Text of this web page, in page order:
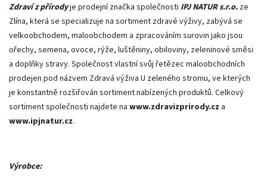
Zdraví z přírodyje prodejní značka společnosti IPJ NATUR s.r.o. ze
Zlína, která se specializuje na sortiment zdravé výživy, zabývá se
velkoobchodem, maloobchodem a zpracováním surovin jako jsou
ořechy, semena, ovoce, rýže, luštěniny, obiloviny, zeleninové směsi
a doplňky stravy. Společnost vlastní svůj řetězec maloobchodních
prodejen pod názvem Zdravá výživa U zeleného stromu, ve kterých
je konstantně rozšiřován sortiment nabízených produktů. Celkový
sortiment společnosti najdete na www.zdravizprirody.cz a
www.ipjnatur.cz.
Výrobce: